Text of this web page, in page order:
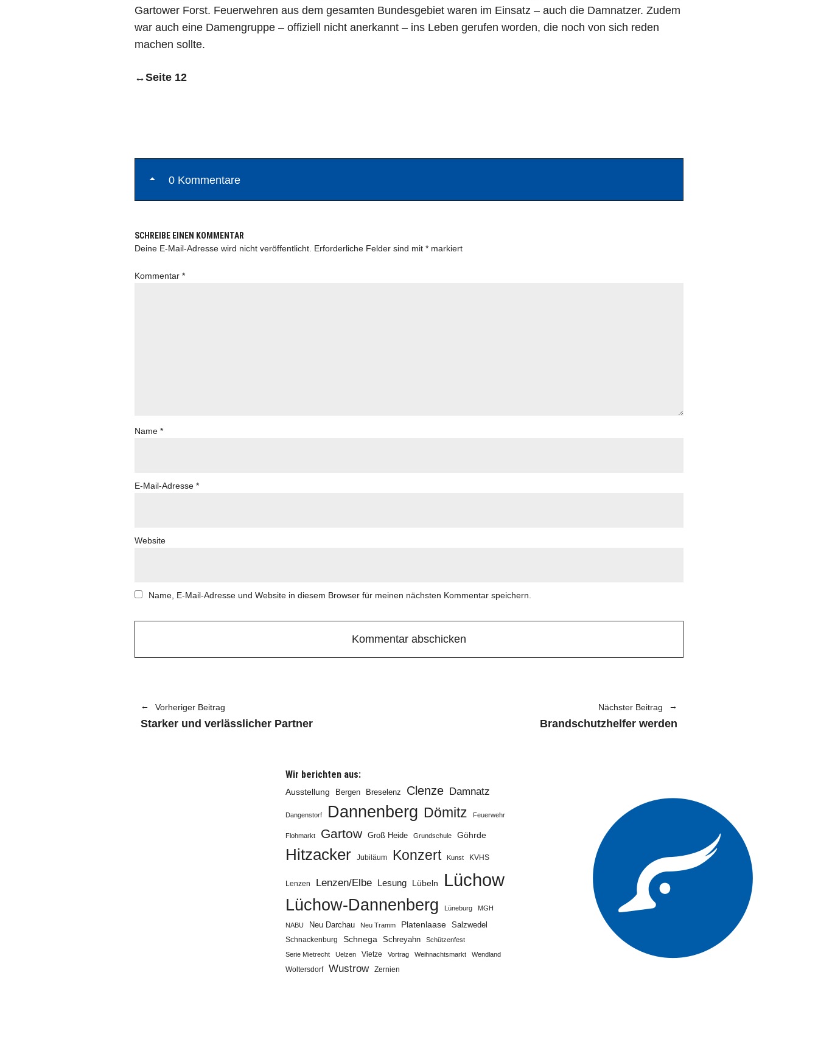
Gartower Forst. Feuerwehren aus dem gesamten Bundesgebiet waren im Einsatz – auch die Damnatzer. Zudem
war auch eine Damengruppe – offiziell nicht anerkannt – ins Leben gerufen worden, die noch von sich reden
machen sollte.
↔Seite 12
0 Kommentare
SCHREIBE EINEN KOMMENTAR
Deine E-Mail-Adresse wird nicht veröffentlicht. Erforderliche Felder sind mit* markiert
Kommentar*
Name*
E-Mail-Adresse*
Website
Name, E-Mail-Adresse und Website in diesem Browser für meinen nächsten Kommentar speichern.
Vorheriger Beitrag
Starker und verlässlicher Partner
Nächster Beitrag
Brandschutzhelfer werden
Wir berichten aus:
Ausstellung Bergen Breselenz Clenze Damnatz
Dangenstorf Dannenberg Dömitz Feuerwehr
Flohmarkt Gartow Groß Heide Grundschule Göhrde
Hitzacker Jubiläum Konzert Kunst KVHS
Lenzen Lenzen/Elbe Lesung Lübeln Lüchow
Lüchow-Dannenberg Lüneburg MGH
NABU Neu Darchau Neu Tramm Platenlaase Salzwedel
Schnackenburg Schnega Schreyahn
Schützenfest
Serie Mietrecht
Uelzen Vietze Vortrag Weihnachtsmarkt Wendland
Woltersdorf Wustrow Zernien